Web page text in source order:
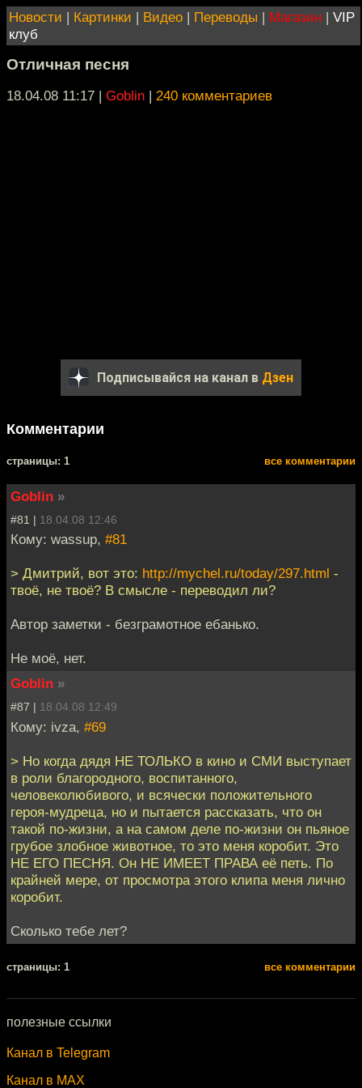
Новости | Картинки | Видео | Переводы | Магазин | VIP
клуб
Отличная песня
18.04.08 11:17 | Goblin | 240 комментариев
Подписывайся на канал в Дзен
Комментарии
cтраницы: 1 все комментарии
Goblin »
#81 | 18.04.08 12:46
Кому: wassup, #81
> Дмитрий, вот это: http://mychel.ru/today/297.html -
твоё, не твоё? В смысле - переводил ли?
Автор заметки - безграмотное ебанько.
Не моё, нет.
Goblin »
#87 | 18.04.08 12:49
Кому: ivza, #69
> Но когда дядя НЕ ТОЛЬКО в кино и СМИ выступает
в роли благородного, воспитанного,
человеколюбивого, и всячески положительного
героя-мудреца, но и пытается рассказать, что он
такой по-жизни, а на самом деле по-жизни он пьяное
грубое злобное животное, то это меня коробит. Это
НЕ ЕГО ПЕСНЯ. Он НЕ ИМЕЕТ ПРАВА её петь. По
крайней мере, от просмотра этого клипа меня лично
коробит.
Сколько тебе лет?
cтраницы: 1 все комментарии
полезные ссылки
Канал в Telegram
Канал в MAX